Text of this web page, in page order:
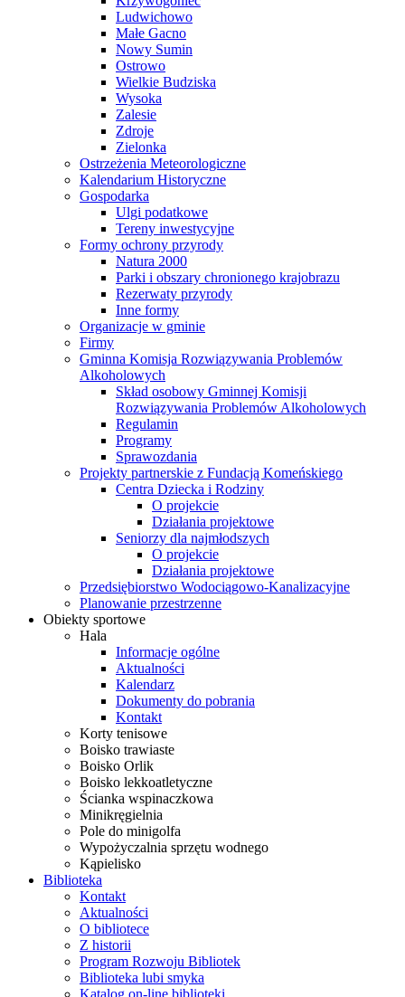
Ludwichowo
Małe Gacno
Nowy Sumin
Ostrowo
Wielkie Budziska
Wysoka
Zalesie
Zdroje
Zielonka
Ostrzeżenia Meteorologiczne
Kalendarium Historyczne
Gospodarka
Ulgi podatkowe
Tereny inwestycyjne
Formy ochrony przyrody
Natura 2000
Parki i obszary chronionego krajobrazu
Rezerwaty przyrody
Inne formy
Organizacje w gminie
Firmy
Gminna Komisja Rozwiązywania Problemów
Alkoholowych
Skład osobowy Gminnej Komisji
Rozwiązywania Problemów Alkoholowych
Regulamin
Programy
Sprawozdania
Projekty partnerskie z Fundacją Komeńskiego
Centra Dziecka i Rodziny
O projekcie
Działania projektowe
Seniorzy dla najmłodszych
O projekcie
Działania projektowe
Przedsiębiorstwo Wodociągowo-Kanalizacyjne
Planowanie przestrzenne
Obiekty sportowe
Hala
Informacje ogólne
Aktualności
Kalendarz
Dokumenty do pobrania
Kontakt
Korty tenisowe
Boisko trawiaste
Boisko Orlik
Boisko lekkoatletyczne
Ścianka wspinaczkowa
Minikręgielnia
Pole do minigolfa
Wypożyczalnia sprzętu wodnego
Kąpielisko
Biblioteka
Kontakt
Aktualności
O bibliotece
Z historii
Program Rozwoju Bibliotek
Biblioteka lubi smyka
Katalog on-line biblioteki